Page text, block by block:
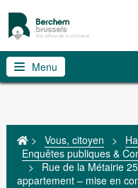
Menu
> Vous, citoyen >
Enquêtes publiques &
>
Rue de la Métairie
appartement – mise en